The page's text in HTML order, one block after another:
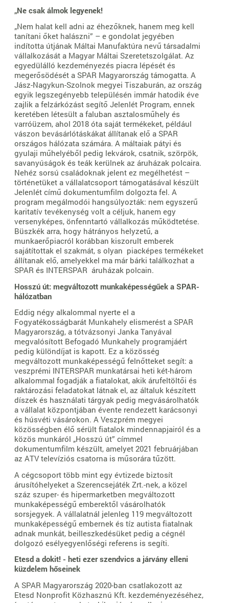
„Ne csak álmok legyenek!
„Nem halat kell adni az éhezőknek, hanem meg kell
tanítani őket halászni” – e gondolat jegyében
indította útjának Máltai Manufaktúra nevű társadalmi
vállalkozását a Magyar Máltai Szeretetszolgálat. Az
egyedülálló kezdeményezés piacra lépését és
megerősödését a SPAR Magyarország támogatta. A
Jász-Nagykun-Szolnok megyei Tiszaburán, az ország
egyik legszegényebb településén immár hatodik éve
zajlik a felzárkózást segítő Jelenlét Program, ennek
keretében létesült a faluban asztalosműhely és
varróüzem, ahol 2018 óta saját termékeket, például
vászon bevásárlótáskákat állítanak elő a SPAR
országos hálózata számára. A máltaiak pátyi és
gyulaji műhelyéből pedig lekvárok, csatnik, szörpök,
savanyúságok és teák kerülnek az áruházak polcaira.
Nehéz sorsú családoknak jelent ez megélhetést –
történetüket a vállalatcsoport támogatásával készült
Jelenlét című dokumentumfilm dolgozta fel. A
program megálmodói hangsúlyozták: nem egyszerű
karitatív tevékenység volt a céljuk, hanem egy
versenyképes, önfenntartó vállalkozás működtetése.
Büszkék arra, hogy hátrányos helyzetű, a
munkaerőpiacról korábban kiszorult emberek
sajátítottak el szakmát, s olyan piacképes termékeket
állítanak elő, amelyekkel ma már bárki találkozhat a
SPAR és INTERSPAR áruházak polcain.
Hosszú út: megváltozott munkaképességűek a SPAR-
hálózatban
Eddig négy alkalommal nyerte el a
Fogyatékosságbarát Munkahely elismerést a SPAR
Magyarország, a tótvázsonyi Janka Tanyával
megvalósított Befogadó Munkahely programjáért
pedig különdíjat is kapott. Ez a közösség
megváltozott munkaképességű felnőtteket segít: a
veszprémi INTERSPAR munkatársai heti két-három
alkalommal fogadják a fiatalokat, akik árufeltöltői és
raktározási feladatokat látnak el, az általuk készített
díszek és használati tárgyak pedig megvásárolhatók
a vállalat központjában évente rendezett karácsonyi
és húsvéti vásárokon. A Veszprém megyei
közösségben élő sérült fiatalok mindennapjairól és a
közös munkáról „Hosszú út” címmel
dokumentumfilm készült, amelyet 2021 februárjában
az ATV televíziós csatorna is műsorára tűzött.
A cégcsoport több mint egy évtizede biztosít
árusítóhelyeket a Szerencsejáték Zrt.-nek, a közel
száz szuper- és hipermarketben megváltozott
munkaképességű emberektől vásárolhatók
sorsjegyek. A vállalatnál jelenleg 119 megváltozott
munkaképességű embernek és tíz autista fiatalnak
adnak munkát, beilleszkedésüket pedig a cégnél
dolgozó esélyegyenlőségi referens is segíti.
Etesd a dokit! - heti ezer szendvics a járvány elleni
küzdelem hőseinek
A SPAR Magyarország 2020-ban csatlakozott az
Etesd Nonprofit Közhasznú Kft. kezdeményezéséhez,